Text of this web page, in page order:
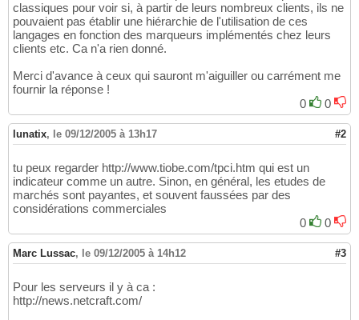
classiques pour voir si, à partir de leurs nombreux clients, ils ne
pouvaient pas établir une hiérarchie de l'utilisation de ces
langages en fonction des marqueurs implémentés chez leurs
clients etc. Ca n'a rien donné.
Merci d'avance à ceux qui sauront m'aiguiller ou carrément me
fournir la réponse !
0
0
lunatix, le 09/12/2005 à 13h17 #2
tu peux regarder http://www.tiobe.com/tpci.htm qui est un
indicateur comme un autre. Sinon, en général, les etudes de
marchés sont payantes, et souvent faussées par des
considérations commerciales
0
0
Marc Lussac, le 09/12/2005 à 14h12 #3
Pour les serveurs il y à ca :
http://news.netcraft.com/